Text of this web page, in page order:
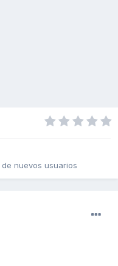
nuevos usuarios